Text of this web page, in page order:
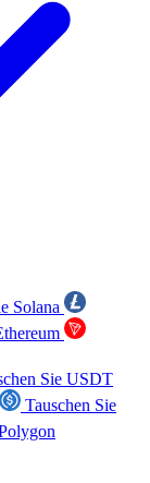
Solana
Sie USDT
Tauschen Sie